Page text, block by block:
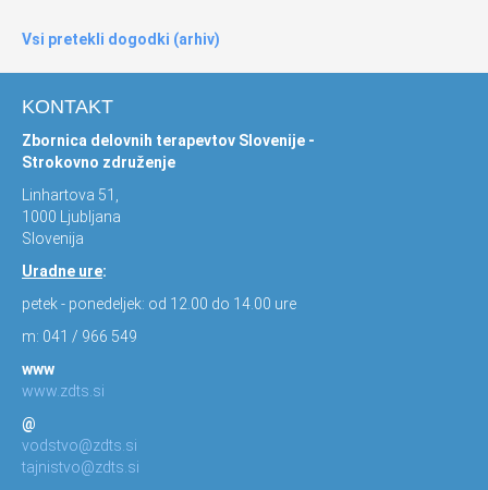
Vsi pretekli dogodki (arhiv)
KONTAKT
Zbornica delovnih terapevtov Slovenije -
Strokovno združenje
Linhartova 51,
1000 Ljubljana
Slovenija
Uradne ure:
petek - ponedeljek: od 12.00 do 14.00 ure
m: 041 / 966 549
www
www.zdts.si
@
vodstvo@zdts.si
tajnistvo@zdts.si